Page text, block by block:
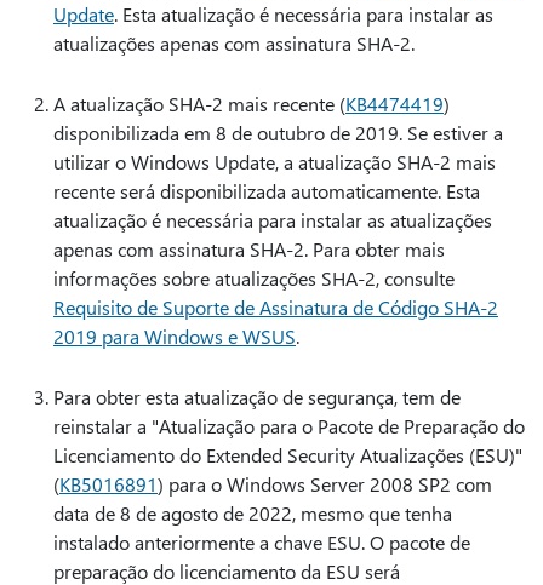
Update. Esta atualização é necessária para instalar as
atualizações apenas com assinatura SHA-2.
A atualização SHA-2 mais recente (KB4474419)
disponibilizada em 8 de outubro de 2019. Se estiver a
utilizar o Windows Update, a atualização SHA-2 mais
recente será disponibilizada automaticamente. Esta
atualização é necessária para instalar as atualizações
apenas com assinatura SHA-2. Para obter mais
informações sobre atualizações SHA-2, consulte
Requisito de Suporte de Assinatura de Código SHA-2
2019 para Windows e WSUS.
Para obter esta atualização de segurança, tem de
reinstalar a "Atualização para o Pacote de Preparação do
Licenciamento do Extended Security Atualizações (ESU)"
(KB5016891) para o Windows Server 2008 SP2 com
data de 8 de agosto de 2022, mesmo que tenha
instalado anteriormente a chave ESU. O pacote de
preparação do licenciamento da ESU será